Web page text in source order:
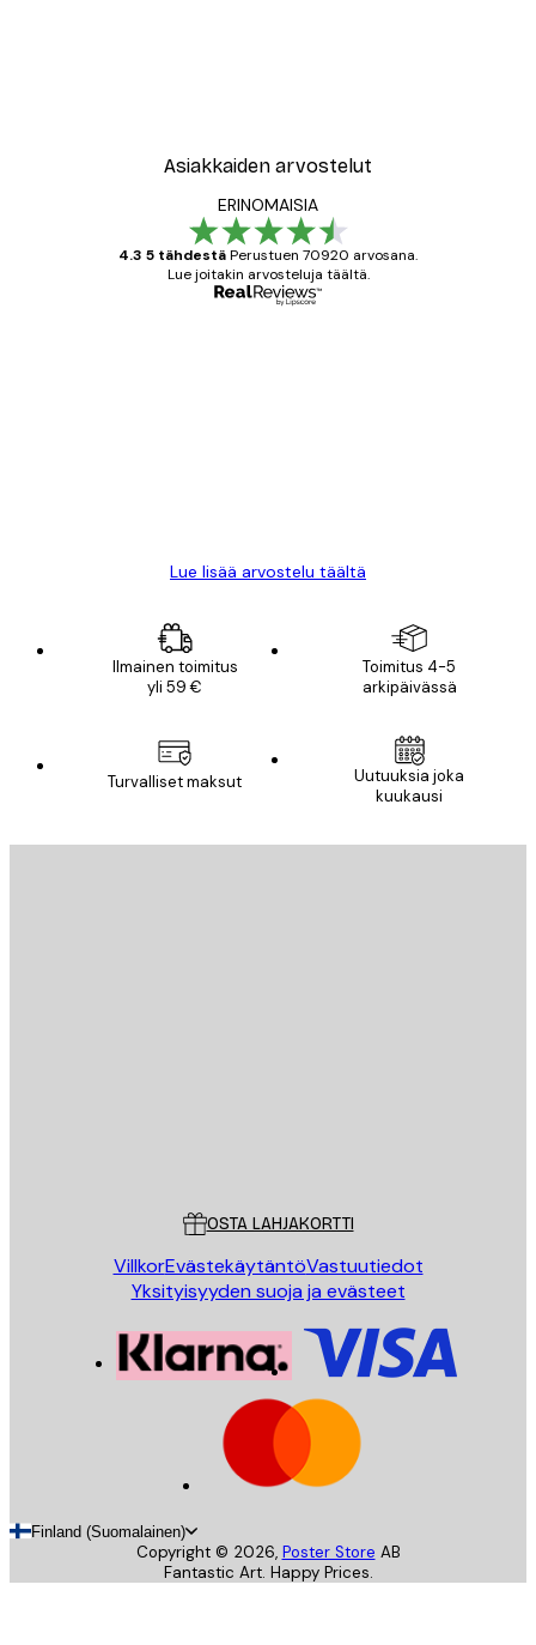
Asiakkaiden arvostelut
ERINOMAISIA
4.3 5 tähdestäPerustuen 70920 arvosana.
Lue joitakin arvosteluja täältä.
Lue lisää arvostelu täältä
Ilmainen toimitus
yli 59 €
Toimitus 4-5
arkipäivässä
Turvalliset maksut
Uutuuksia joka
kuukausi
OSTA LAHJAKORTTI
VillkorEvästekäytäntöVastuutiedot
Yksityisyyden suoja ja evästeet
Finland (Suomalainen)
Copyright © 2026, Poster Store AB
Fantastic Art. Happy Prices.